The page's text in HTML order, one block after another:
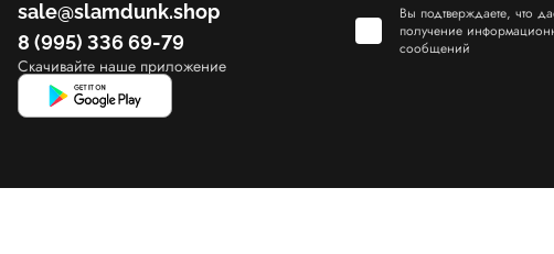
sale@slamdunk.shop
8 (995) 336 69-79
Скачивайте наше приложение
Вы подтверждаете, что
получение
сообщений